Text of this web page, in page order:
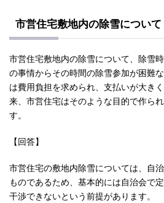
市営住宅敷地内の除雪について
市営住宅敷地内の除雪について、除雪
の事情からその時間の除雪参加が困難
は費用負担を求められ、支払いが大き
来、市営住宅はそのような目的で作ら
す。
【回答】
市営住宅の敷地内除雪については、自
ものであるため、基本的には自治会で
干渉できないという前提があります。